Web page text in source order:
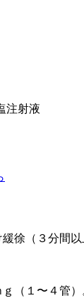
注射液
徐（３分間
（１〜４管）